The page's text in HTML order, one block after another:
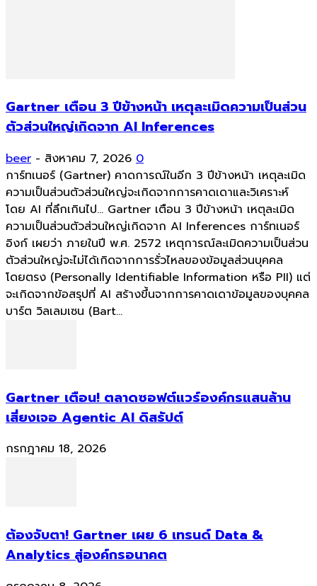
Gartner เตือน 3 ปีข้างหน้า เหตุละเมิดความเป็นส่วน
ตัวส่วนใหญ่เกิดจาก AI Inferences
beer - สิงหาคม 7, 2026 0
การ์ทเนอร์ (Gartner) คาดการณ์ในอีก 3 ปีข้างหน้า เหตุละเมิด
ความเป็นส่วนตัวส่วนใหญ่จะเกิดจากการคาดเดาและวิเคราะห์
โดย AI ที่ลึกเกินไป... Gartner เตือน 3 ปีข้างหน้า เหตุละเมิด
ความเป็นส่วนตัวส่วนใหญ่เกิดจาก AI Inferences การ์ทเนอร์
อิงก์ เผยว่า ภายในปี พ.ศ. 2572 เหตุการณ์ละเมิดความเป็นส่วน
ตัวส่วนใหญ่จะไม่ได้เกิดจากการรั่วไหลของข้อมูลส่วนบุคคล
โดยตรง (Personally Identifiable Information หรือ PII) แต่
จะเกิดจากข้อสรุปที่ AI สร้างขึ้นจากการคาดเดาข้อมูลของบุคคล
บาร์ต วิลเลมเซน (Bart...
Gartner เตือน! ตลาดซอฟต์แวร์องค์กรแสนล้าน
เสี่ยงเจอ Agentic AI ดิสรัปต์
กรกฎาคม 18, 2026
ต้องจับตา! Gartner เผย 6 เทรนด์ Data &
Analytics สู่องค์กรอนาคต